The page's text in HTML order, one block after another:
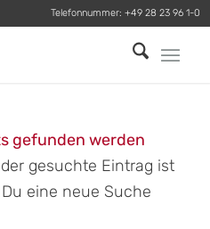
Telefonnummer: +49 28 23 96 1-0
gefunden werden
gesuchte Eintrag ist
eine neue Suche